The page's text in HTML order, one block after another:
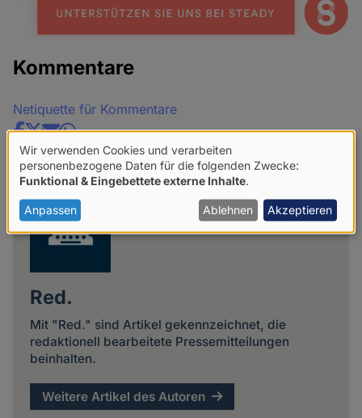
Kommentare
Netiquette für Kommentare
Share
news
Red.
Mit "Red." sind Artikel gekennzeichnet, die
redaktionell bearbeitete Pressemitteilungen
beinhalten.
Weitere Artikel des Autoren
Verwendung
von
personenbezogenen
Daten
Wir verwenden Cookies und verarbeiten
personenbezogene Daten für die folgenden Zwecke:
Funktional & Eingebettete externe Inhalte
Anpassen Ablehnen Akzeptieren